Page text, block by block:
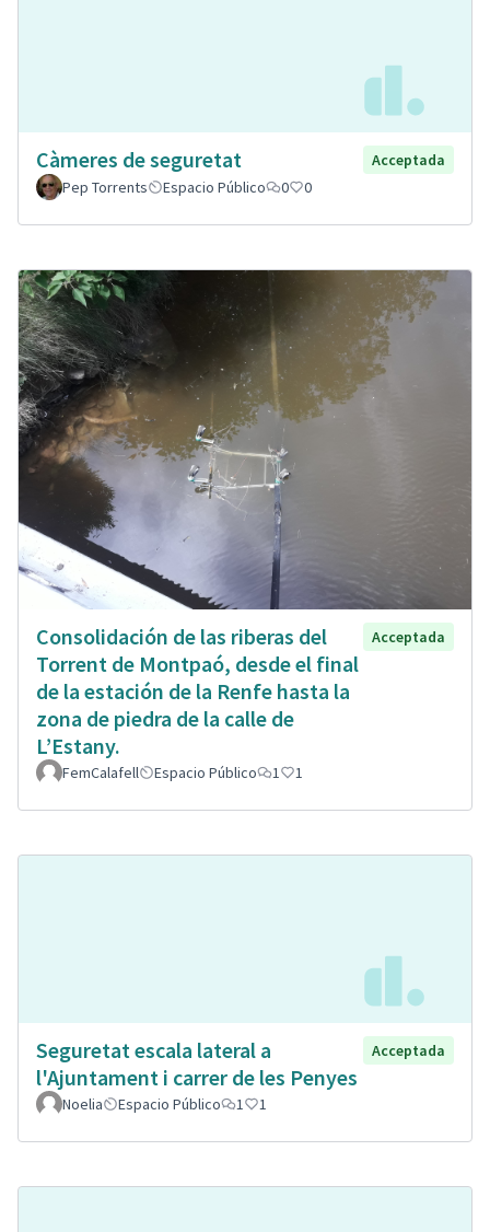
Càmeres de seguretat
Acceptada
Pep Torrents
Espacio Público 0 0
Consolidación de las riberas del
Torrent de Montpaó, desde el final
de la estación de la Renfe hasta la
zona de piedra de la calle de
L’Estany.
Acceptada
FemCalafell Espacio Público 1 1
Seguretat escala lateral a
l'Ajuntament i carrer de les Penyes
Acceptada
Noelia Espacio Público 1 1